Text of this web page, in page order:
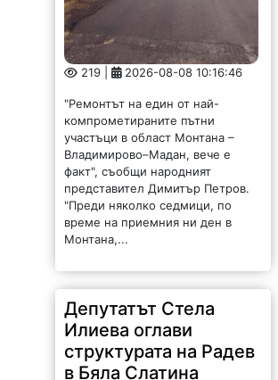
219 | 2026-08-08 10:16:46
"Ремонтът на един от най-
компрометираните пътни
участъци в област Монтана –
Владимирово–Мадан, вече е
факт", съобщи народният
представител Димитър Петров.
"Преди няколко седмици, по
време на приемния ни ден в
Монтана,...
Депутатът Стела
Илиева оглави
структурата на Радев
в Бяла Слатина